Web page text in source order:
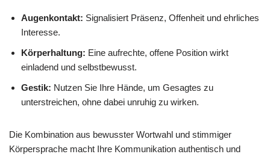
Augenkontakt: Signalisiert Präsenz, Offenheit und ehrliches
Interesse.
Körperhaltung: Eine aufrechte, offene Position wirkt
einladend und selbstbewusst.
Gestik: Nutzen Sie Ihre Hände, um Gesagtes zu
unterstreichen, ohne dabei unruhig zu wirken.
Die Kombination aus bewusster Wortwahl und stimmiger
Körpersprache macht Ihre Kommunikation authentisch und